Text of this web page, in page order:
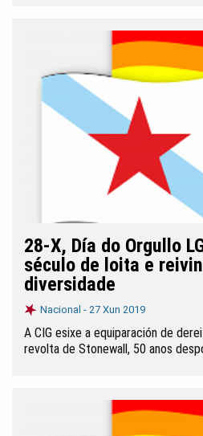
28-X, Día do Orgullo
século de loita e
diversidade
Nacional - 27 Xun 2019
A CIG esixe a equiparación de
revolta de Stonewall, 50 anos